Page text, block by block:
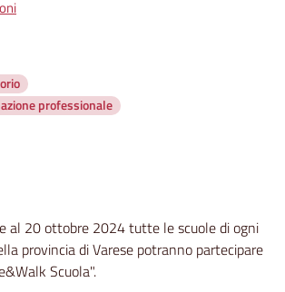
professionale
al 20 ottobre 2024 tutte le scuole di ogni
provincia di Varese potranno partecipare
Scuola".